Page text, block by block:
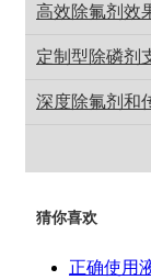
高效除氟剂效
定制型除磷剂
深度除氟剂和
猜你喜欢
正确使用